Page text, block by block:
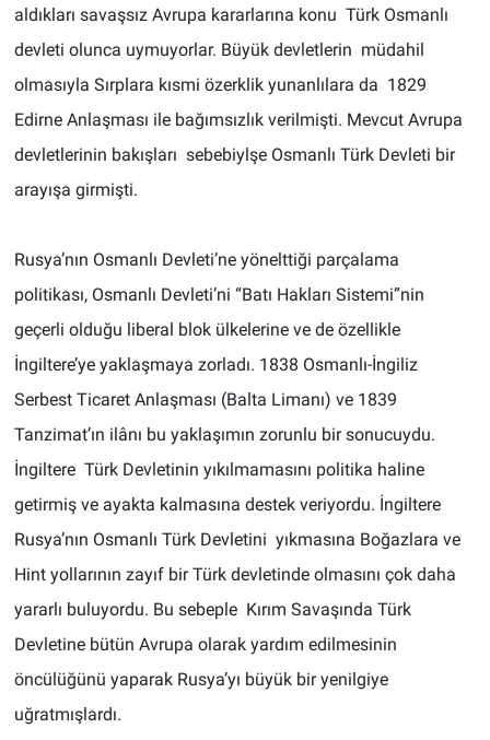
aldıkları savaşsız Avrupa kararlarına konu Türk Osmanlı
devleti olunca uymuyorlar. Büyük devletlerin müdahil
olmasıyla Sırplara kısmi özerklik yunanlılara da 1829
Edirne Anlaşması ile bağımsızlık verilmişti. Mevcut Avrupa
devletlerinin bakışları sebebiylşe Osmanlı Türk Devleti bir
arayışa girmişti.
Rusya’nın Osmanlı Devleti’ne yönelttiği parçalama
politikası, Osmanlı Devleti’ni “Batı Hakları Sistemi”nin
geçerli olduğu liberal blok ülkelerine ve de özellikle
İngiltere’ye yaklaşmaya zorladı. 1838 Osmanlı-İngiliz
Serbest Ticaret Anlaşması (Balta Limanı) ve 1839
Tanzimat’ın ilânı bu yaklaşımın zorunlu bir sonucuydu.
İngiltere Türk Devletinin yıkılmamasını politika haline
getirmiş ve ayakta kalmasına destek veriyordu. İngiltere
Rusya’nın Osmanlı Türk Devletini yıkmasına Boğazlara ve
Hint yollarının zayıf bir Türk devletinde olmasını çok daha
yararlı buluyordu. Bu sebeple Kırım Savaşında Türk
Devletine bütün Avrupa olarak yardım edilmesinin
öncülüğünü yaparak Rusya’yı büyük bir yenilgiye
uğratmışlardı.